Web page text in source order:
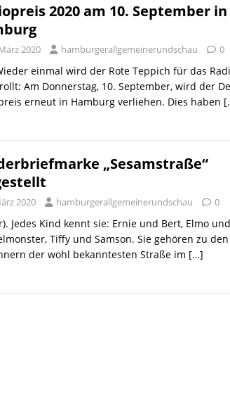
2020 am 10. September in
2020 hamburgerallgemeinerundschau 0
einmal wird der Rote Teppich für das
Am Donnerstag, 10. September, wird der
erneut in Hamburg verliehen. Dies haben
„Sesamstraße“
2020 hamburgerallgemeinerundschau 0
Jedes Kind kennt sie: Ernie und Bert, Elmo
Tiffy und Samson. Sie gehören zu den
der wohl bekanntesten Straße im […]